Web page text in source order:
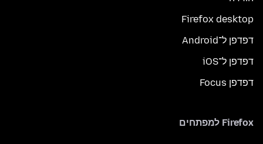
Firefox desktop
דפדפן ל־Android
דפדפן ל־iOS
דפדפן Focus
Firefox למפתחים